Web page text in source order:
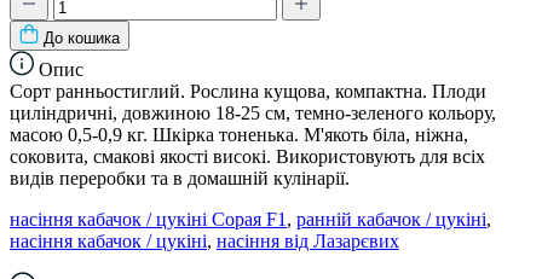
До кошика
Опис
Сорт ранньостиглий. Рослина кущова, компактна. Плоди
циліндричні, довжиною 18-25 см, темно-зеленого кольору,
масою 0,5-0,9 кг. Шкірка тоненька. М'якоть біла, ніжна,
соковита, смакові якості високі. Використовують для всіх
видів переробки та в домашній кулінарії.
насіння кабачок / цукіні Сорая F1 , ранній кабачок / цукіні,
насіння кабачок / цукіні, насіння від Лазарєвих